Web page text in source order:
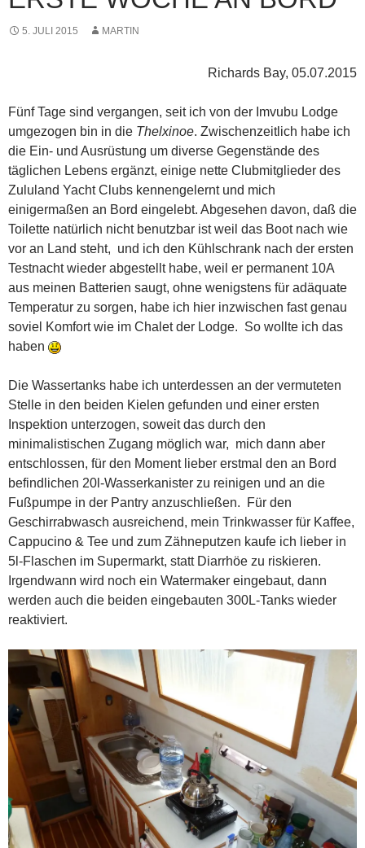
5. JULI 2015 MARTIN
Richards Bay, 05.07.2015
Fünf Tage sind vergangen, seit ich von der Imvubu Lodge
umgezogen bin in die Thelxinoe. Zwischenzeitlich habe ich
die Ein- und Ausrüstung um diverse Gegenstände des
täglichen Lebens ergänzt, einige nette Clubmitglieder des
Zululand Yacht Clubs kennengelernt und mich
einigermaßen an Bord eingelebt. Abgesehen davon, daß die
Toilette natürlich nicht benutzbar ist weil das Boot nach wie
vor an Land steht, und ich den Kühlschrank nach der ersten
Testnacht wieder abgestellt habe, weil er permanent 10A
aus meinen Batterien saugt, ohne wenigstens für adäquate
Temperatur zu sorgen, habe ich hier inzwischen fast genau
soviel Komfort wie im Chalet der Lodge. So wollte ich das
haben
Die Wassertanks habe ich unterdessen an der vermuteten
Stelle in den beiden Kielen gefunden und einer ersten
Inspektion unterzogen, soweit das durch den
minimalistischen Zugang möglich war, mich dann aber
entschlossen, für den Moment lieber erstmal den an Bord
befindlichen 20l-Wasserkanister zu reinigen und an die
Fußpumpe in der Pantry anzuschließen. Für den
Geschirrabwasch ausreichend, mein Trinkwasser für Kaffee,
Cappucino & Tee und zum Zähneputzen kaufe ich lieber in
5l-Flaschen im Supermarkt, statt Diarrhöe zu riskieren.
Irgendwann wird noch ein Watermaker eingebaut, dann
werden auch die beiden eingebauten 300L-Tanks wieder
reaktiviert.